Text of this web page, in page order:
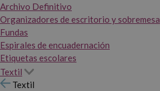
Archivo Definitivo
Organizadores de escritorio y sobremesa
Fundas
Espirales de encuadernación
Etiquetas escolares
Textil
Textil